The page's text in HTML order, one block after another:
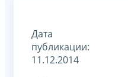
Дата
публикации:
11.12.2014